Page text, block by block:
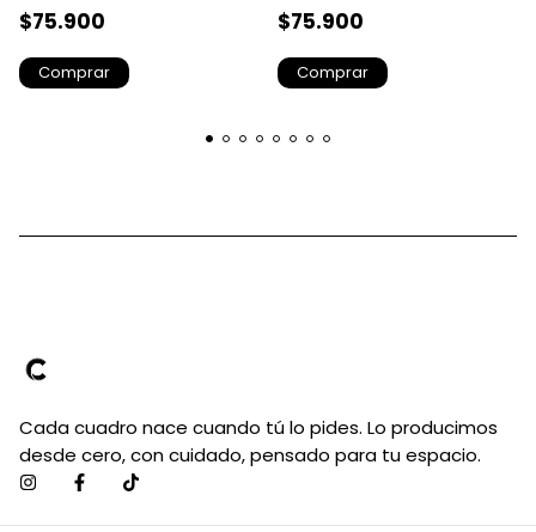
$75.900
Comprar
$75.900
Comprar
Cada cuadro nace cuando tú lo pides. Lo producimos
desde cero, con cuidado, pensado para tu espacio.